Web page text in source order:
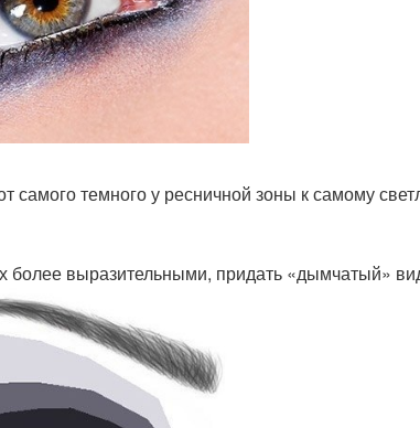
самого темного у ресничной зоны к самому
более выразительными, придать «дымчатый»